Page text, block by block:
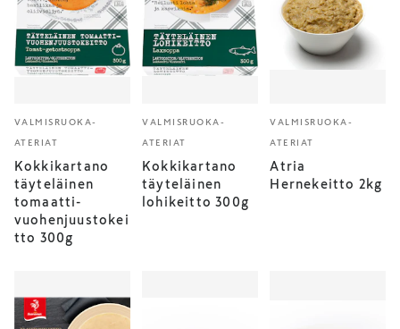
VALMISRUOKA-
ATERIAT
Kokkikartano
täyteläinen
tomaatti-
vuohenjuustokei
tto 300g
VALMISRUOKA-
ATERIAT
Kokkikartano
täyteläinen
lohikeitto 300g
VALMISRUOKA-
ATERIAT
Atria
Hernekeitto 2kg